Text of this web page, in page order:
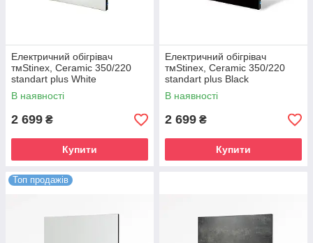
Електричний обігрівач
тмStinex, Ceramic 350/220
standart plus White
В наявності
2 699 ₴
Купити
Електричний обігрівач
тмStinex, Ceramic 350/220
standart plus Black
В наявності
2 699 ₴
Купити
Топ продажів